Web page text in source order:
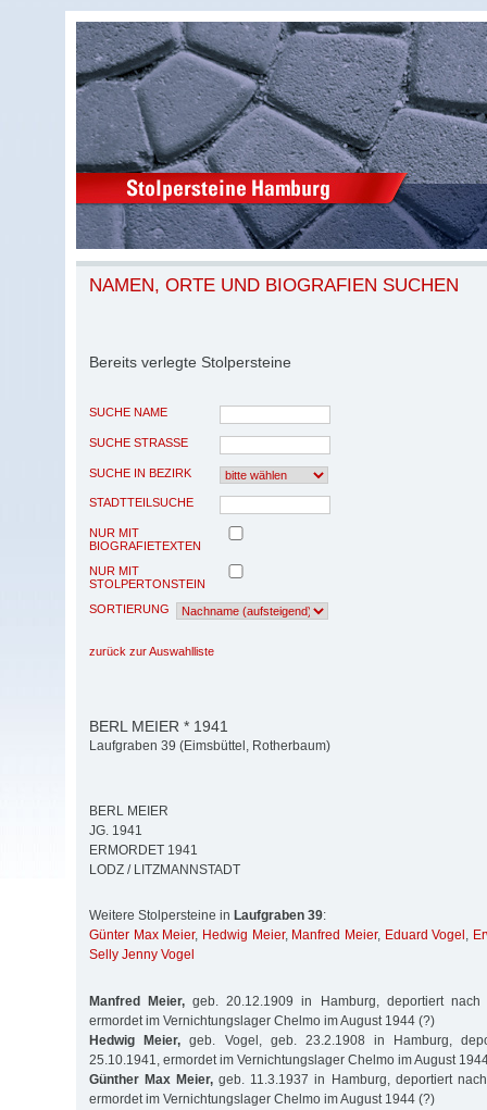
NAMEN, ORTE UND BIOGRAFIEN SUCHEN
Bereits verlegte Stolpersteine
SUCHE NAME
SUCHE STRASSE
SUCHE IN BEZIRK
STADTTEILSUCHE
NUR MIT
BIOGRAFIETEXTEN
NUR MIT
STOLPERTONSTEIN
SORTIERUNG
zurück zur Auswahlliste
BERL MEIER * 1941
Laufgraben 39 (Eimsbüttel, Rotherbaum)
BERL MEIER
JG. 1941
ERMORDET 1941
LODZ / LITZMANNSTADT
Weitere Stolpersteine in Laufgraben 39:
Günter Max Meier, Hedwig Meier, Manfred Meier, Eduard Vogel ,
Selly Jenny Vogel
Manfred Meier, geb. 20.12.1909 in Hamburg, deportiert nach
ermordet im Vernichtungslager Chelmo im August 1944 (?)
Hedwig Meier, geb. Vogel, geb. 23.2.1908 in Hamburg,
25.10.1941, ermordet im Vernichtungslager Chelmo im August
Günther Max Meier, geb. 11.3.1937 in Hamburg, deportiert
ermordet im Vernichtungslager Chelmo im August 1944 (?)